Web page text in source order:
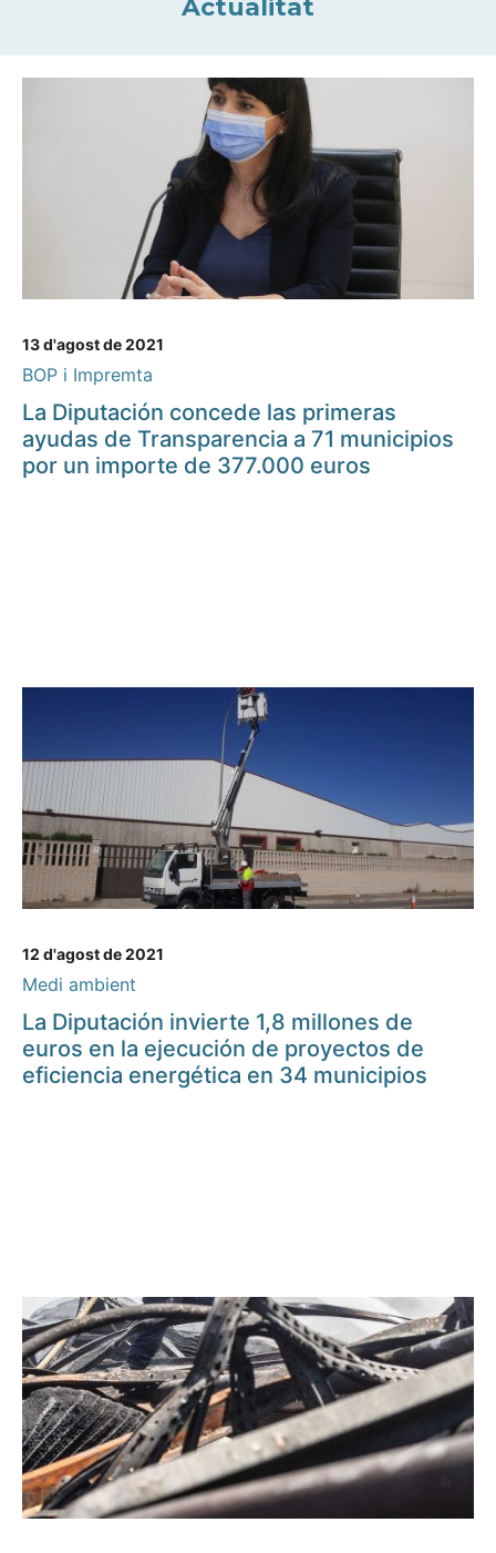
Actualitat
13 d'agost de 2021
BOP i Impremta
La Diputación concede las primeras
ayudas de Transparencia a 71 municipios
por un importe de 377.000 euros
12 d'agost de 2021
Medi ambient
La Diputación invierte 1,8 millones de
euros en la ejecución de proyectos de
eficiencia energética en 34 municipios